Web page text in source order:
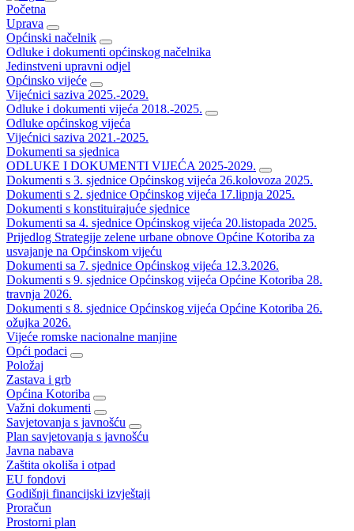
Početna
Uprava
Općinski načelnik
Odluke i dokumenti općinskog načelnika
Jedinstveni upravni odjel
Općinsko vijeće
Vijećnici saziva 2025.-2029.
Odluke i dokumenti vijeća 2018.-2025.
Odluke općinskog vijeća
Vijećnici saziva 2021.-2025.
Dokumenti sa sjednica
ODLUKE I DOKUMENTI VIJEĆA 2025-2029.
Dokumenti s 3. sjednice Općinskog vijeća 26.kolovoza 2025.
Dokumenti s 2. sjednice Općinskog vijeća 17.lipnja 2025.
Dokumenti s konstituirajuće sjednice
Dokumenti sa 4. sjednice Općinskog vijeća 20.listopada 2025.
Prijedlog Strategije zelene urbane obnove Općine Kotoriba za
usvajanje na Općinskom vijeću
Dokumenti sa 7. sjednice Općinskog vijeća 12.3.2026.
Dokumenti s 9. sjednice Općinskog vijeća Općine Kotoriba 28.
travnja 2026.
Dokumenti s 8. sjednice Općinskog vijeća Općine Kotoriba 26.
ožujka 2026.
Vijeće romske nacionalne manjine
Opći podaci
Položaj
Zastava i grb
Općina Kotoriba
Važni dokumenti
Savjetovanja s javnošću
Plan savjetovanja s javnošću
Javna nabava
Zaštita okoliša i otpad
EU fondovi
Godišnji financijski izvještaji
Proračun
Prostorni plan